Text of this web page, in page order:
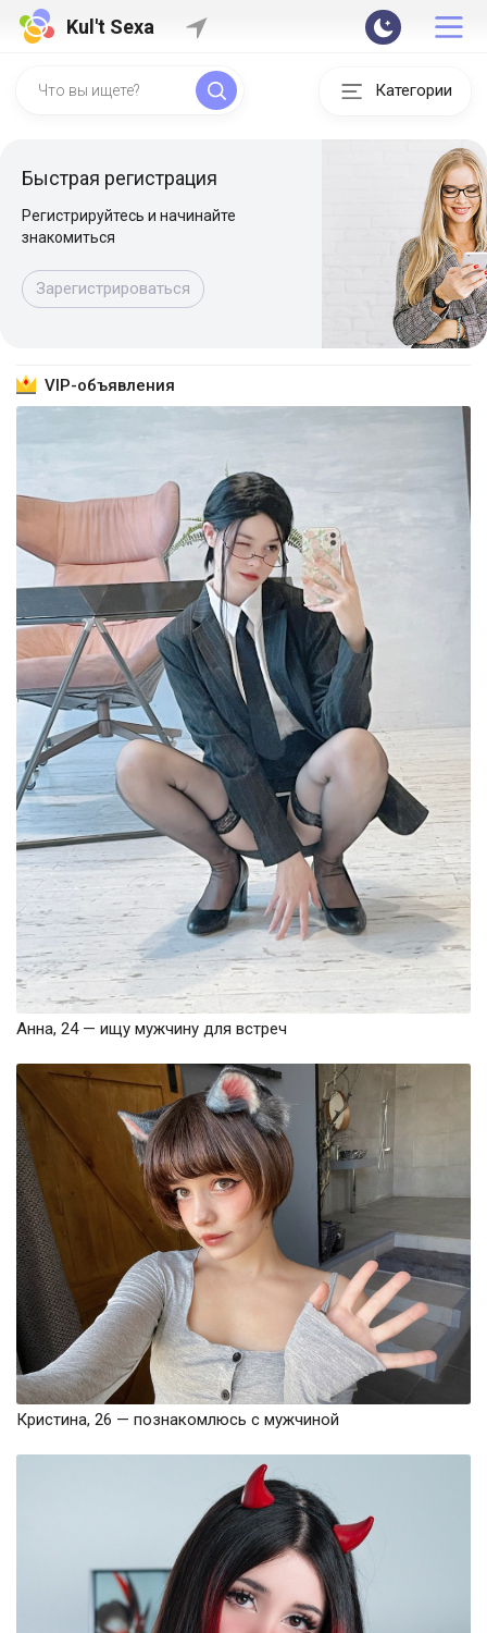
Kul't Sexa
Категории
Быстрая регистрация
Регистрируйтесь и начинайте
знакомиться
Зарегистрироваться
VIP-объявления
Анна, 24 — ищу мужчину для встреч
Кристина, 26 — познакомлюсь с мужчиной